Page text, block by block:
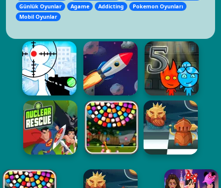
Günlük Oyunlar
Agame Addicting
Pokemon Oyunları
Mobil Oyunlar